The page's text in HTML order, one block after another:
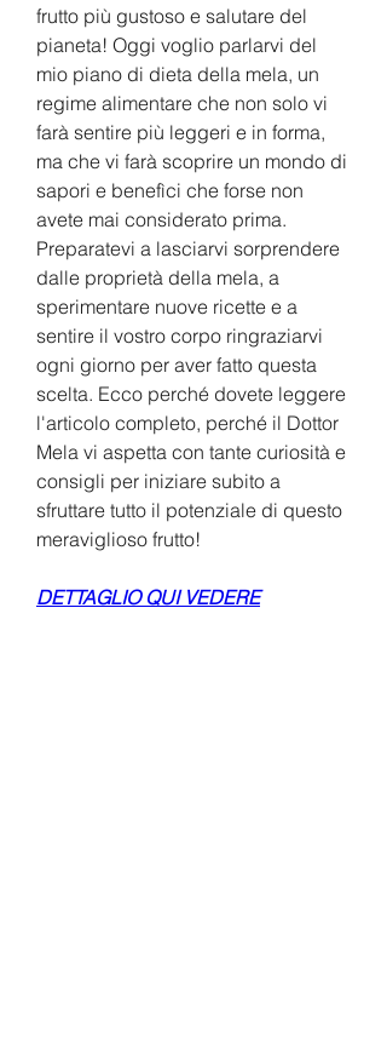
frutto più gustoso e salutare del
pianeta! Oggi voglio parlarvi del
mio piano di dieta della mela, un
regime alimentare che non solo vi
farà sentire più leggeri e in forma,
ma che vi farà scoprire un mondo di
sapori e benefìci che forse non
avete mai considerato prima.
Preparatevi a lasciarvi sorprendere
dalle proprietà della mela, a
sperimentare nuove ricette e a
sentire il vostro corpo ringraziarvi
ogni giorno per aver fatto questa
scelta. Ecco perché dovete leggere
l'articolo completo, perché il Dottor
Mela vi aspetta con tante curiosità e
consigli per iniziare subito a
sfruttare tutto il potenziale di questo
meraviglioso frutto!
DETTAGLIO QUI VEDERE